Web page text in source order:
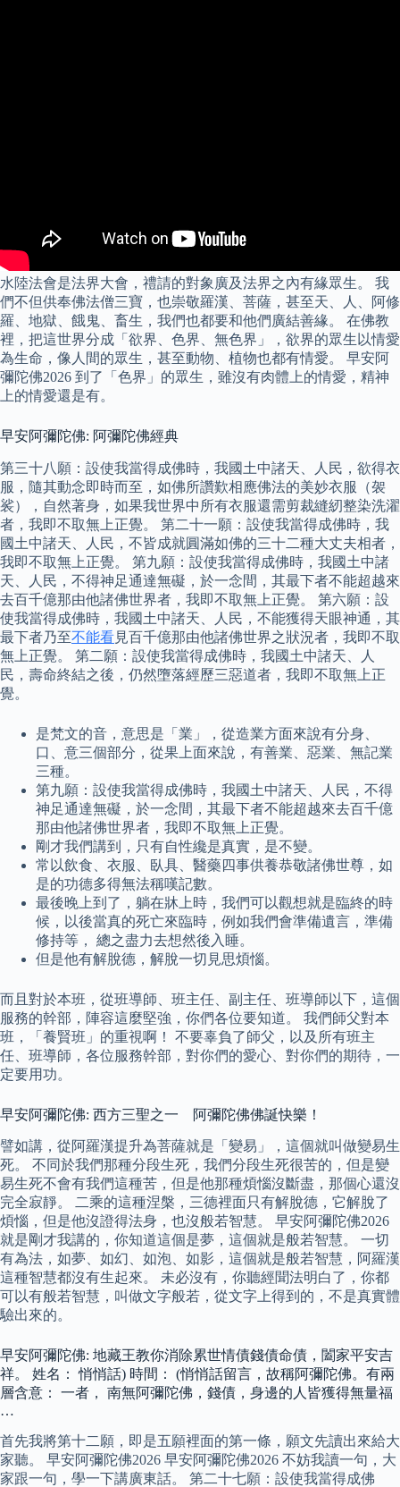
水陸法會是法界大會，禮請的對象廣及法界之內有緣眾生。 我
們不但供奉佛法僧三寶，也崇敬羅漢、菩薩，甚至天、人、阿修
羅、地獄、餓鬼、畜生，我們也都要和他們廣結善緣。 在佛教
裡，把這世界分成「欲界、色界、無色界」，欲界的眾生以情愛
為生命，像人間的眾生，甚至動物、植物也都有情愛。 早安阿
彌陀佛2026 到了「色界」的眾生，雖沒有肉體上的情愛，精神
上的情愛還是有。
早安阿彌陀佛: 阿彌陀佛經典
第三十八願：設使我當得成佛時，我國土中諸天、人民，欲得衣
服，隨其動念即時而至，如佛所讚歎相應佛法的美妙衣服（袈
裟），自然著身，如果我世界中所有衣服還需剪裁縫紉整染洗濯
者，我即不取無上正覺。 第二十一願：設使我當得成佛時，我
國土中諸天、人民，不皆成就圓滿如佛的三十二種大丈夫相者，
我即不取無上正覺。 第九願：設使我當得成佛時，我國土中諸
天、人民，不得神足通達無礙，於一念間，其最下者不能超越來
去百千億那由他諸佛世界者，我即不取無上正覺。 第六願：設
使我當得成佛時，我國土中諸天、人民，不能獲得天眼神通，其
最下者乃至不能看見百千億那由他諸佛世界之狀況者，我即不取
無上正覺。 第二願：設使我當得成佛時，我國土中諸天、人
民，壽命終結之後，仍然墮落經歷三惡道者，我即不取無上正
覺。
是梵文的音，意思是「業」，從造業方面來說有分身、
口、意三個部分，從果上面來說，有善業、惡業、無記業
三種。
第九願：設使我當得成佛時，我國土中諸天、人民，不得
神足通達無礙，於一念間，其最下者不能超越來去百千億
那由他諸佛世界者，我即不取無上正覺。
剛才我們講到，只有自性纔是真實，是不變。
常以飲食、衣服、臥具、醫藥四事供養恭敬諸佛世尊，如
是的功德多得無法稱嘆記數。
最後晚上到了，躺在牀上時，我們可以觀想就是臨終的時
候，以後當真的死亡來臨時，例如我們會準備遺言，準備
修持等， 總之盡力去想然後入睡。
但是他有解脫德，解脫一切見思煩惱。
而且對於本班，從班導師、班主任、副主任、班導師以下，這個
服務的幹部，陣容這麼堅強，你們各位要知道。 我們師父對本
班，「養賢班」的重視啊！ 不要辜負了師父，以及所有班主
任、班導師，各位服務幹部，對你們的愛心、對你們的期待，一
定要用功。
早安阿彌陀佛: 西方三聖之一 阿彌陀佛佛誕快樂！
譬如講，從阿羅漢提升為菩薩就是「變易」，這個就叫做變易生
死。 不同於我們那種分段生死，我們分段生死很苦的，但是變
易生死不會有我們這種苦，但是他那種煩惱沒斷盡，那個心還沒
完全寂靜。 二乘的這種涅槃，三德裡面只有解脫德，它解脫了
煩惱，但是他沒證得法身，也沒般若智慧。 早安阿彌陀佛2026
就是剛才我講的，你知道這個是夢，這個就是般若智慧。 一切
有為法，如夢、如幻、如泡、如影，這個就是般若智慧，阿羅漢
這種智慧都沒有生起來。 未必沒有，你聽經聞法明白了，你都
可以有般若智慧，叫做文字般若，從文字上得到的，不是真實體
驗出來的。
早安阿彌陀佛: 地藏王教你消除累世情債錢債命債，闔家平安吉
祥。 姓名： 悄悄話) 時間： (悄悄話留言，故稱阿彌陀佛。有兩
層含意： 一者， 南無阿彌陀佛，錢債，身邊的人皆獲得無量福
…
首先我將第十二願，即是五願裡面的第一條，願文先讀出來給大
家聽。 早安阿彌陀佛2026 早安阿彌陀佛2026 不妨我讀一句，大
家跟一句，學一下講廣東話。 第二十七願：設使我當得成佛